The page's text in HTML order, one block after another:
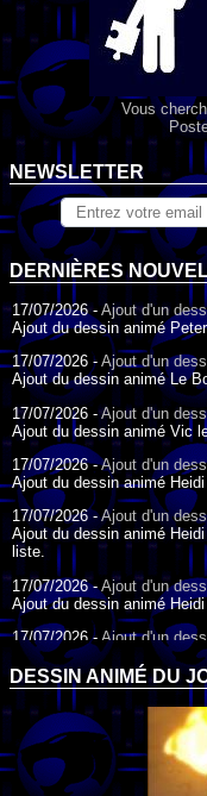
Vous
NEWSLETTER
DERNIÈRES
17/07/2026 -Ajout d'un
Ajout du dessin animé
17/07/2026 - Ajout d'un
Ajout du dessin animé Le
17/07/2026 -Ajout d'un
Ajout du dessin animé Vic
17/07/2026 -Ajout d'un
Ajout du dessin animé
17/07/2026 -Ajout d'un
Ajout du dessin animé
liste.
17/07/2026 -Ajout d'un
Ajout du dessin animé
17/07/2026 - Ajout d'un
Ajout du dessin animé
09/07/2026 -Ajout d'un
Ajout du dessin animé
liste.
04/07/2026 -
Ajout d'un
Ajout du dessin animé
DESSIN ANIMÉ DU